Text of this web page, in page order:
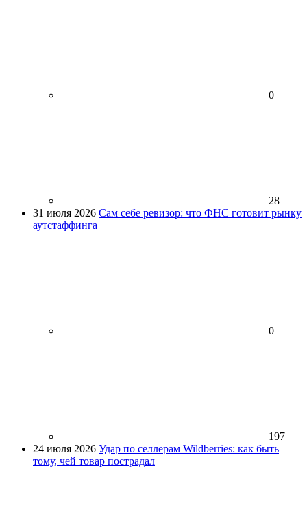
0
28
31 июля 2026 Сам себе ревизор: что ФНС готовит рынку
аутстаффинга
0
197
24 июля 2026 Удар по селлерам Wildberries: как быть
тому, чей товар пострадал